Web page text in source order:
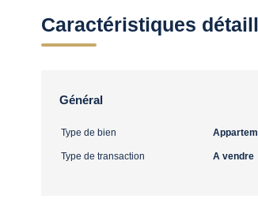
Caractéristiques
Général
Type de bien
Type de transaction A vendre